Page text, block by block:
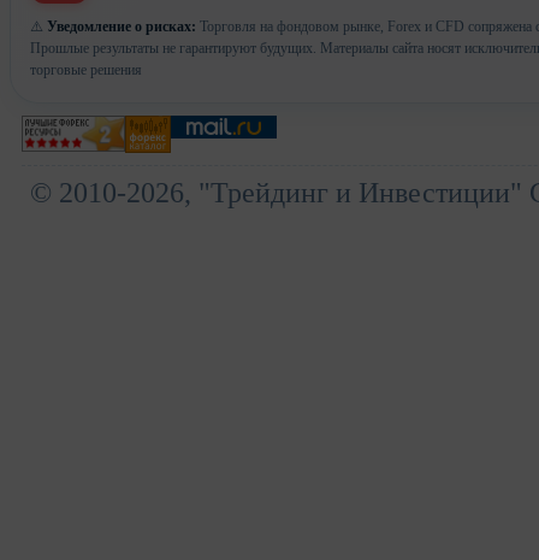
⚠️ Уведомление о рисках: Торговля на фондовом рынке, Forex и CFD сопряжена
Прошлые результаты не гарантируют будущих. Материалы сайта носят
торговые решения
© 2010-2026, "Трейдинг и Инвестиции"